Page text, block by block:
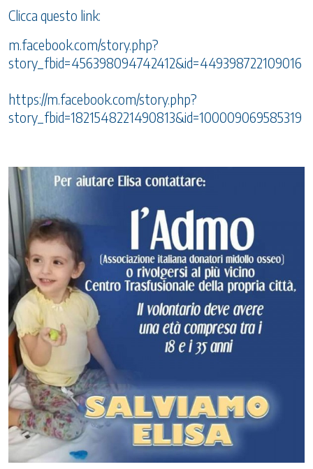
Clicca questo link:
m.facebook.com/story.php?
story_fbid=456398094742412&id=449398722109016
https://m.facebook.com/story.php?
story_fbid=1821548221490813&id=100009069585319